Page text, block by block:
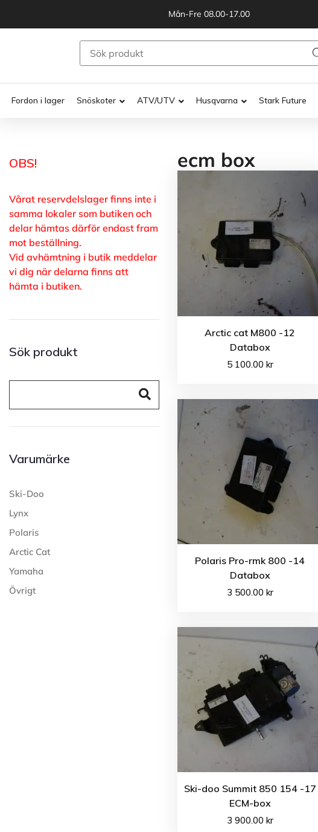
Mån-Fre 08.00-17.00
Fordon i lager Snöskoter ATV/UTV Husqvarna Stark Future
OBS!
Vårat reservdelslager finns inte i
samma lokaler som butiken och
delar hämtas därför endast fram
mot beställning.
Vid avhämtning i butik meddelar
vi dig när delarna finns att
hämta i butiken.
Sök produkt
Varumärke
Ski-Doo
Lynx
Polaris
Arctic Cat
Yamaha
Övrigt
ecm box
Arctic cat M800 -12
Databox
5 100.00 kr
Polaris Pro-rmk 800 -14
Databox
3 500.00 kr
Ski-doo Summit 850 154 -17
ECM-box
3 900.00 kr